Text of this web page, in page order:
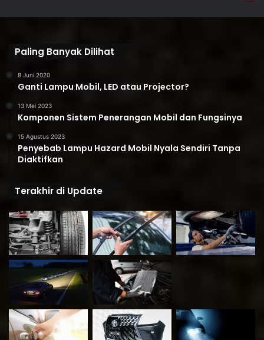
Paling Banyak Dilihat
8 Juni 2020
Ganti Lampu Mobil, LED atau Projector?
13 Mei 2023
Komponen Sistem Penerangan Mobil dan Fungsinya
15 Agustus 2023
Penyebab Lampu Hazard Mobil Nyala Sendiri Tanpa
Diaktifkan
Terakhir di Update